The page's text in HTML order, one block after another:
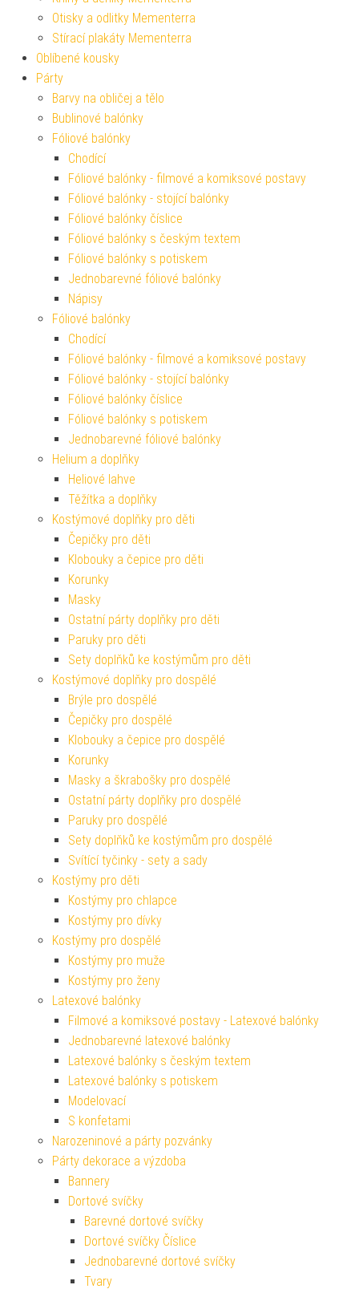
Otisky a odlitky Mementerra
Stírací plakáty Mementerra
Oblíbené kousky
Párty
Barvy na obličej a tělo
Bublinové balónky
Fóliové balónky
Chodící
Fóliové balónky - filmové a komiksové postavy
Fóliové balónky - stojící balónky
Fóliové balónky číslice
Fóliové balónky s českým textem
Fóliové balónky s potiskem
Jednobarevné fóliové balónky
Nápisy
Fóliové balónky
Chodící
Fóliové balónky - filmové a komiksové postavy
Fóliové balónky - stojící balónky
Fóliové balónky číslice
Fóliové balónky s potiskem
Jednobarevné fóliové balónky
Helium a doplňky
Heliové lahve
Těžítka a doplňky
Kostýmové doplňky pro děti
Čepičky pro děti
Klobouky a čepice pro děti
Korunky
Masky
Ostatní párty doplňky pro děti
Paruky pro děti
Sety doplňků ke kostýmům pro děti
Kostýmové doplňky pro dospělé
Brýle pro dospělé
Čepičky pro dospělé
Klobouky a čepice pro dospělé
Korunky
Masky a škrabošky pro dospělé
Ostatní párty doplňky pro dospělé
Paruky pro dospělé
Sety doplňků ke kostýmům pro dospělé
Svítící tyčinky - sety a sady
Kostýmy pro děti
Kostýmy pro chlapce
Kostýmy pro dívky
Kostýmy pro dospělé
Kostýmy pro muže
Kostýmy pro ženy
Latexové balónky
Filmové a komiksové postavy - Latexové balónky
Jednobarevné latexové balónky
Latexové balónky s českým textem
Latexové balónky s potiskem
Modelovací
S konfetami
Narozeninové a párty pozvánky
Párty dekorace a výzdoba
Bannery
Dortové svíčky
Barevné dortové svíčky
Dortové svíčky Číslice
Jednobarevné dortové svíčky
Tvary